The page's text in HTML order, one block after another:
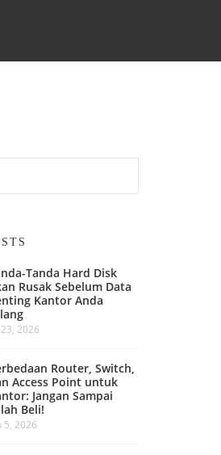
Tanda Hard Disk
Rusak Sebelum Data
Kantor Anda
23, 2026
Router, Switch,
Access Point untuk
Jangan Sampai
Beli!
5, 2026